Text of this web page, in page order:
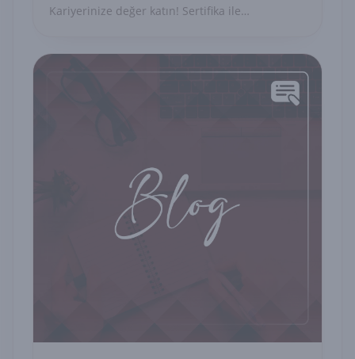
Kariyerinize değer katın! Sertifika ile